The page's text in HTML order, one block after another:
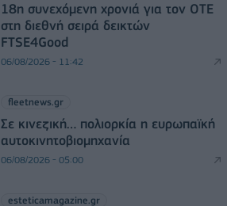
18η συνεχόμενη χρονιά για τον ΟΤΕ
στη διεθνή σειρά δεικτών
FTSE4Good
06/08/2026 - 11:42
fleetnews.gr
Σε κινεζική… πολιορκία η ευρωπαϊκή
αυτοκινητοβιομηχανία
06/08/2026 - 05:00
esteticamagazine.gr